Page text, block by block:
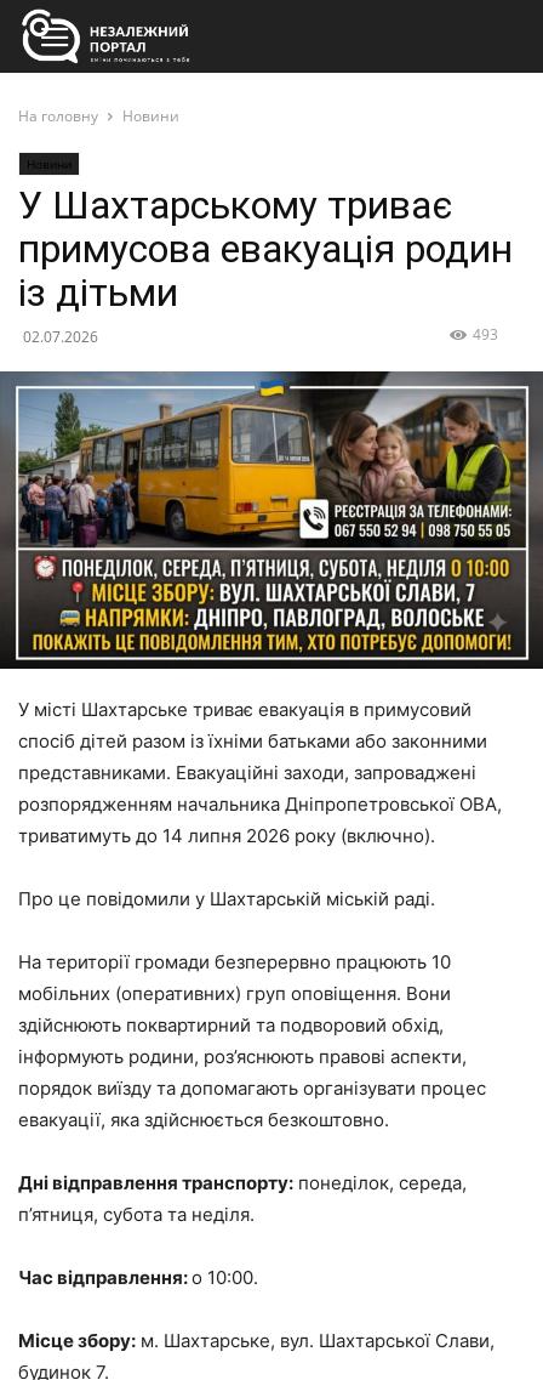
На головну Новини
Новини
У Шахтарському триває
примусова евакуація родин
із дітьми
02.07.2026 493
У місті Шахтарське триває евакуація в примусовий
спосіб дітей разом із їхніми батьками або законними
представниками. Евакуаційні заходи, запроваджені
розпорядженням начальника Дніпропетровської ОВА,
триватимуть до 14 липня 2026 року (включно).
Про це повідомили у Шахтарській міській раді.
На території громади безперервно працюють 10
мобільних (оперативних) груп оповіщення. Вони
здійснюють поквартирний та подворовий обхід,
інформують родини, роз’яснюють правові аспекти,
порядок виїзду та допомагають організувати процес
евакуації, яка здійснюється безкоштовно.
Дні відправлення транспорту: понеділок, середа,
п’ятниця, субота та неділя.
Час відправлення:о 10:00.
Місце збору: м. Шахтарське, вул. Шахтарської Слави,
будинок 7.